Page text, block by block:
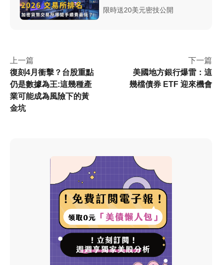
限時送20美元密技公開
上一篇
復刻4月衝擊？台股重點
仍是數據為王:這幾種產
業可能成為風險下的黃
金坑
下一篇
美國地方銀行爆雷：這
幾檔債券 ETF 迎來機會